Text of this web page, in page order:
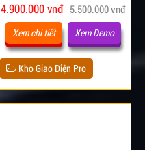
4.900.000 vnđ 5.500.000 vnđ
Xem chi tiết Xem Demo
Kho Giao Diện Pro